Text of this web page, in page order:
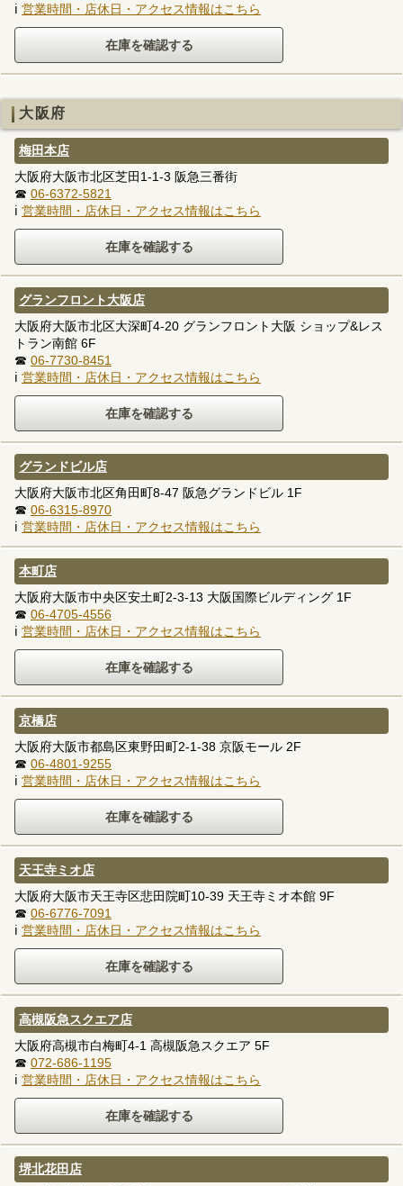
ℹ 営業時間・店休日・アクセス情報はこちら
大阪府
梅田本店
大阪府大阪市北区芝田1-1-3 阪急三番街
☎ 06-6372-5821
ℹ 営業時間・店休日・アクセス情報はこちら
グランフロント大阪店
大阪府大阪市北区大深町4-20 グランフロント大阪 ショップ&レス
トラン南館 6F
☎ 06-7730-8451
ℹ 営業時間・店休日・アクセス情報はこちら
グランドビル店
大阪府大阪市北区角田町8-47 阪急グランドビル 1F
☎ 06-6315-8970
ℹ 営業時間・店休日・アクセス情報はこちら
本町店
大阪府大阪市中央区安土町2-3-13 大阪国際ビルディング 1F
☎ 06-4705-4556
ℹ 営業時間・店休日・アクセス情報はこちら
京橋店
大阪府大阪市都島区東野田町2-1-38 京阪モール 2F
☎ 06-4801-9255
ℹ 営業時間・店休日・アクセス情報はこちら
天王寺ミオ店
大阪府大阪市天王寺区悲田院町10-39 天王寺ミオ本館 9F
☎ 06-6776-7091
ℹ 営業時間・店休日・アクセス情報はこちら
高槻阪急スクエア店
大阪府高槻市白梅町4-1 高槻阪急スクエア 5F
☎ 072-686-1195
ℹ 営業時間・店休日・アクセス情報はこちら
堺北花田店